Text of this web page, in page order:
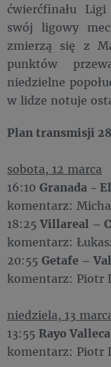
ćwierćfinału
swój ligowy
zmierzą się z
punktów
niedzielne
w lidze notuje
Plan transmisji
sobota, 12 marca
16:10 Granada -
komentarz:
18:25 Villareal –
komentarz:
20:55 Getafe –
komentarz: Piotr
niedziela, 13
13:55 Rayo
komentarz: Piotr